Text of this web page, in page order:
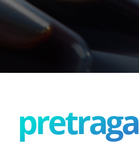
pretraga